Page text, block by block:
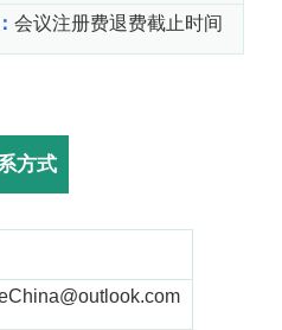
会议注册费退费截止时间
方式